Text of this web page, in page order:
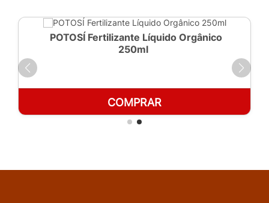
POTOSÍ Fertilizante Líquido Orgânico
250ml
COMPRAR